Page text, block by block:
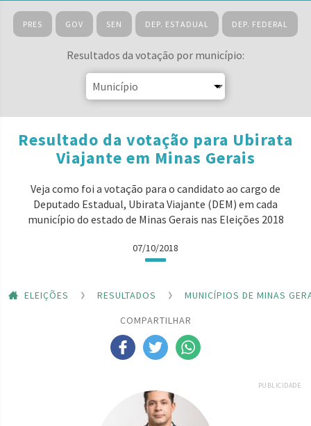
PRES GOV SEN DEP. ESTADUAL DEP. FEDERAL
Resultados da votação por município:
Resultado da votação para Ubirata
Viajante em Minas Gerais
Veja como foi a votação para o candidato ao cargo de
Deputado Estadual, Ubirata Viajante (DEM) em cada
município do estado de Minas Gerais nas Eleições 2018
07/10/2018
ELEIÇÕES RESULTADOS
MUNICÍPIOS DE MINAS
COMPARTILHAR
PUBLICIDADE